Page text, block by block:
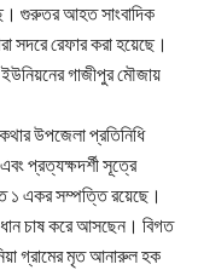
গুরুতর আহত সাংবাদিক
সদরে রেফার করা হয়েছে।
গাজীপুর মৌজায়
উপজেলা প্রতিনিধি
প্রত্যক্ষদর্শী সূত্রে
১ একর সম্পত্তি রয়েছে।
চাষ করে আসছেন। বিগত
গ্রামের মৃত আনারুল হক